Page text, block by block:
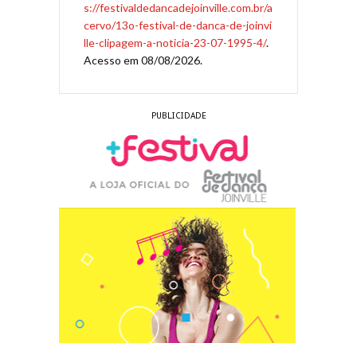
s://festivaldedancadejoinville.com.br/a
cervo/13o-festival-de-danca-de-joinvi
lle-clipagem-a-noticia-23-07-1995-4/.
Acesso em 08/08/2026.
PUBLICIDADE